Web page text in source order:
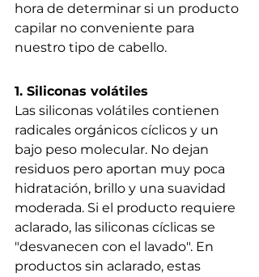
hora de determinar si un producto
capilar no conveniente para
nuestro tipo de cabello.
1. Siliconas volátiles
Las siliconas volátiles contienen
radicales orgánicos cíclicos y un
bajo peso molecular. No dejan
residuos pero aportan muy poca
hidratación, brillo y una suavidad
moderada. Si el producto requiere
aclarado, las siliconas cíclicas se
"desvanecen con el lavado". En
productos sin aclarado, estas